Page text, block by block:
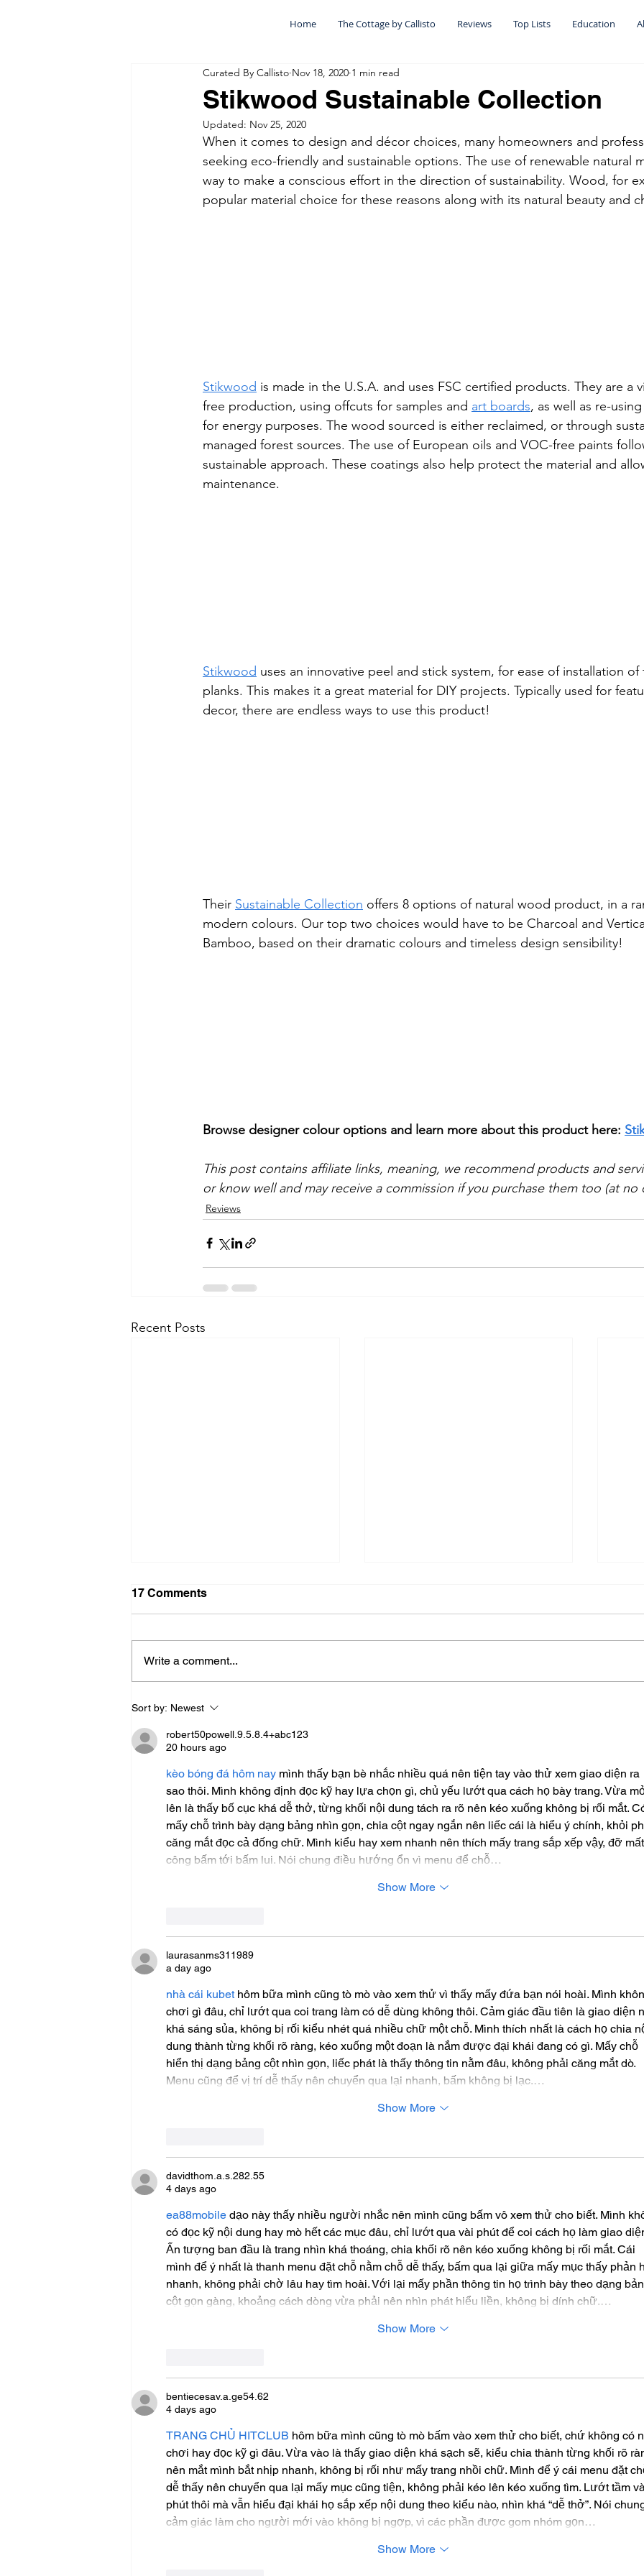
Home The Cottage by Callisto Reviews Top Lists Education
Stikwood Sustainable Collection
Curated By Callisto Nov 18, 2020 1 min read
Updated: Nov 25, 2020
When it comes to design and décor choices, many homeowners and
seeking eco-friendly and sustainable options. The use of renewable natural
way to make a conscious effort in the direction of sustainability. Wood, for
popular material choice for these reasons along with its natural beauty and
Stikwood is made in the U.S.A. and uses FSC certified products. They are a
free production, using offcuts for samples and art boards, as well as re-
for energy purposes. The wood sourced is either reclaimed, or through
managed forest sources. The use of European oils and VOC-free paints
sustainable approach. These coatings also help protect the material and
maintenance.
Stikwood uses an innovative peel and stick system, for ease of installation
planks. This makes it a great material for DIY projects. Typically used for
decor, there are endless ways to use this product!
Their Sustainable Collection offers 8 options of natural wood product, in a
modern colours. Our top two choices would have to be Charcoal and
Bamboo, based on their dramatic colours and timeless design sensibility!
Browse designer colour options and learn more about this product here:
This post contains affiliate links, meaning, we recommend products and
or know well and may receive a commission if you purchase them too (at no
Reviews
Recent Posts
Walnut Serving Board – by
CraftDose
or
17 Comments
Write a comment...
Sort by: Newest
robert50powell.9.5.8.4+abc123
20 hours ago
kèo bóng đá hôm nay mình thấy bạn bè nhắc nhiều quá nên tiện tay vào thử xem giao diện ra
sao thôi. Mình không định đọc kỹ hay lựa chọn gì, chủ yếu lướt qua cách họ bày trang. Vừa
lên là thấy bố cục khá dễ thở, từng khối nội dung tách ra rõ nên kéo xuống không bị rối mắt.
mấy chỗ trình bày dạng bảng nhìn gọn, chia cột ngay ngắn nên liếc cái là hiểu ý chính, khỏi
căng mắt đọc cả đống chữ. Mình kiểu hay xem nhanh nên thích mấy trang sắp xếp vậy, đỡ mất
công bấm tới bấm lui. Nói chung điều hướng ổn vì menu để chỗ…
Show More
laurasanms311989
a day ago
nhà cái kubet hôm bữa mình cũng tò mò vào xem thử vì thấy mấy đứa bạn nói hoài. Mình
chơi gì đâu, chỉ lướt qua coi trang làm có dễ dùng không thôi. Cảm giác đầu tiên là giao diện
khá sáng sủa, không bị rối kiểu nhét quá nhiều chữ một chỗ. Mình thích nhất là cách họ chia
dung thành từng khối rõ ràng, kéo xuống một đoạn là nắm được đại khái đang có gì. Mấy chỗ
hiển thị dạng bảng cột nhìn gọn, liếc phát là thấy thông tin nằm đâu, không phải căng mắt dò.
Menu cũng để vị trí dễ thấy nên chuyển qua lại nhanh, bấm không bị lạc.…
Show More
davidthom.a.s.282.55
4 days ago
ea88mobile dạo này thấy nhiều người nhắc nên mình cũng bấm vô xem thử cho biết. Mình
có đọc kỹ nội dung hay mò hết các mục đâu, chỉ lướt qua vài phút để coi cách họ làm giao
Ấn tượng ban đầu là trang nhìn khá thoáng, chia khối rõ nên kéo xuống không bị rối mắt. Cái
mình để ý nhất là thanh menu đặt chỗ nằm chỗ dễ thấy, bấm qua lại giữa mấy mục thấy phản
nhanh, không phải chờ lâu hay tìm hoài. Với lại mấy phần thông tin họ trình bày theo dạng
cột gọn gàng, khoảng cách dòng vừa phải nên nhìn phát hiểu liền, không bị dính chữ.…
Show More
bentiecesav.a.ge54.62
4 days ago
TRANG CHỦ HITCLUB hôm bữa mình cũng tò mò bấm vào xem thử cho biết, chứ không có
chơi hay đọc kỹ gì đâu. Vừa vào là thấy giao diện khá sạch sẽ, kiểu chia thành từng khối rõ
nên mắt mình bắt nhịp nhanh, không bị rối như mấy trang nhồi chữ. Mình để ý cái menu đặt
dễ thấy nên chuyển qua lại mấy mục cũng tiện, không phải kéo lên kéo xuống tìm. Lướt tầm
phút thôi mà vẫn hiểu đại khái họ sắp xếp nội dung theo kiểu nào, nhìn khá “dễ thở”. Nói
cảm giác làm cho người mới vào không bị ngợp, vì các phần được gom nhóm gọn…
Show More